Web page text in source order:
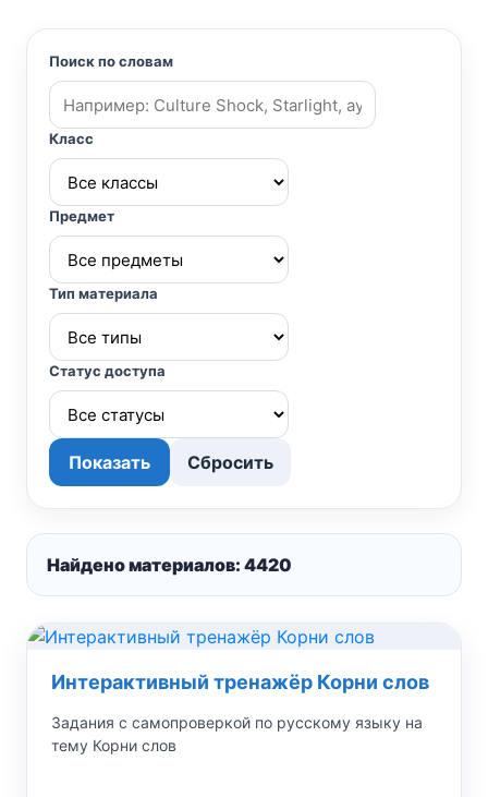
Поиск по словам
Класс
Предмет
Тип материала
Статус доступа
Показать Сбросить
Найдено материалов: 4420
Интерактивный тренажёр Корни слов
Задания с самопроверкой по русскому языку на
тему Корни слов